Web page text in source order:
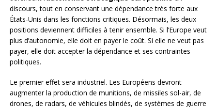
discours, tout en conservant une dépendance très forte aux
États-Unis dans les fonctions critiques. Désormais, les deux
positions deviennent difficiles à tenir ensemble. Si l’Europe veut
plus d’autonomie, elle doit en payer le coût. Si elle ne veut pas
payer, elle doit accepter la dépendance et ses contraintes
politiques.
Le premier effet sera industriel. Les Européens devront
augmenter la production de munitions, de missiles sol-air, de
drones, de radars, de véhicules blindés, de systèmes de guerre